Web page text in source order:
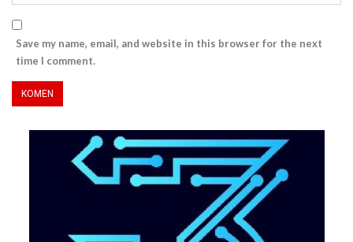
Save my name, email, and website in this browser for the next
time I comment.